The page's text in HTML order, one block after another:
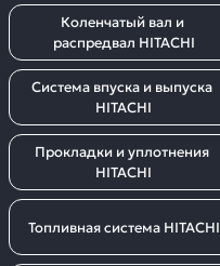
Коленчатый вал и
распредвал HITACHI
Система впуска и выпуска
HITACHI
Прокладки и уплотнения
HITACHI
Топливная система HITACHI